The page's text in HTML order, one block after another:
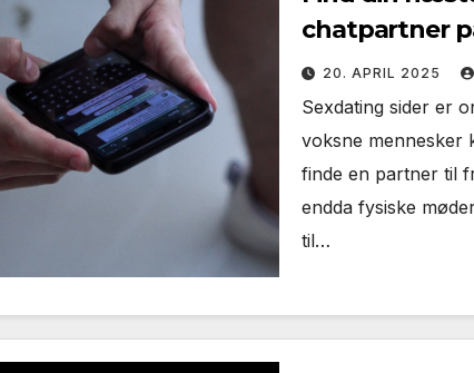
chatpartner
siderne
20. APRIL 2025
Sexdating sider er
voksne mennesker
finde en partner til
endda fysiske
til…